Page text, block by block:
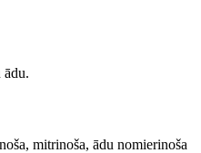
ādu.
mitrinoša, ādu nomierinoša